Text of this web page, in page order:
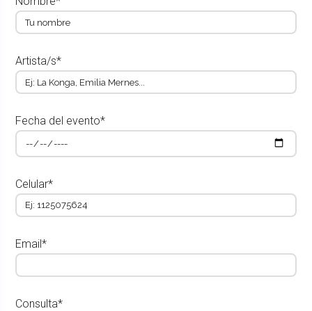
Artista/s*
Fecha del evento*
Celular*
Email*
Consulta*